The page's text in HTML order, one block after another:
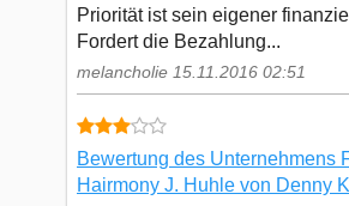
Priorität ist sein eigener
Fordert die Bezahlung...
melancholie 15.11.2016 02:51
Bewertung des Unternehmens
Hairmony J. Huhle von Denny